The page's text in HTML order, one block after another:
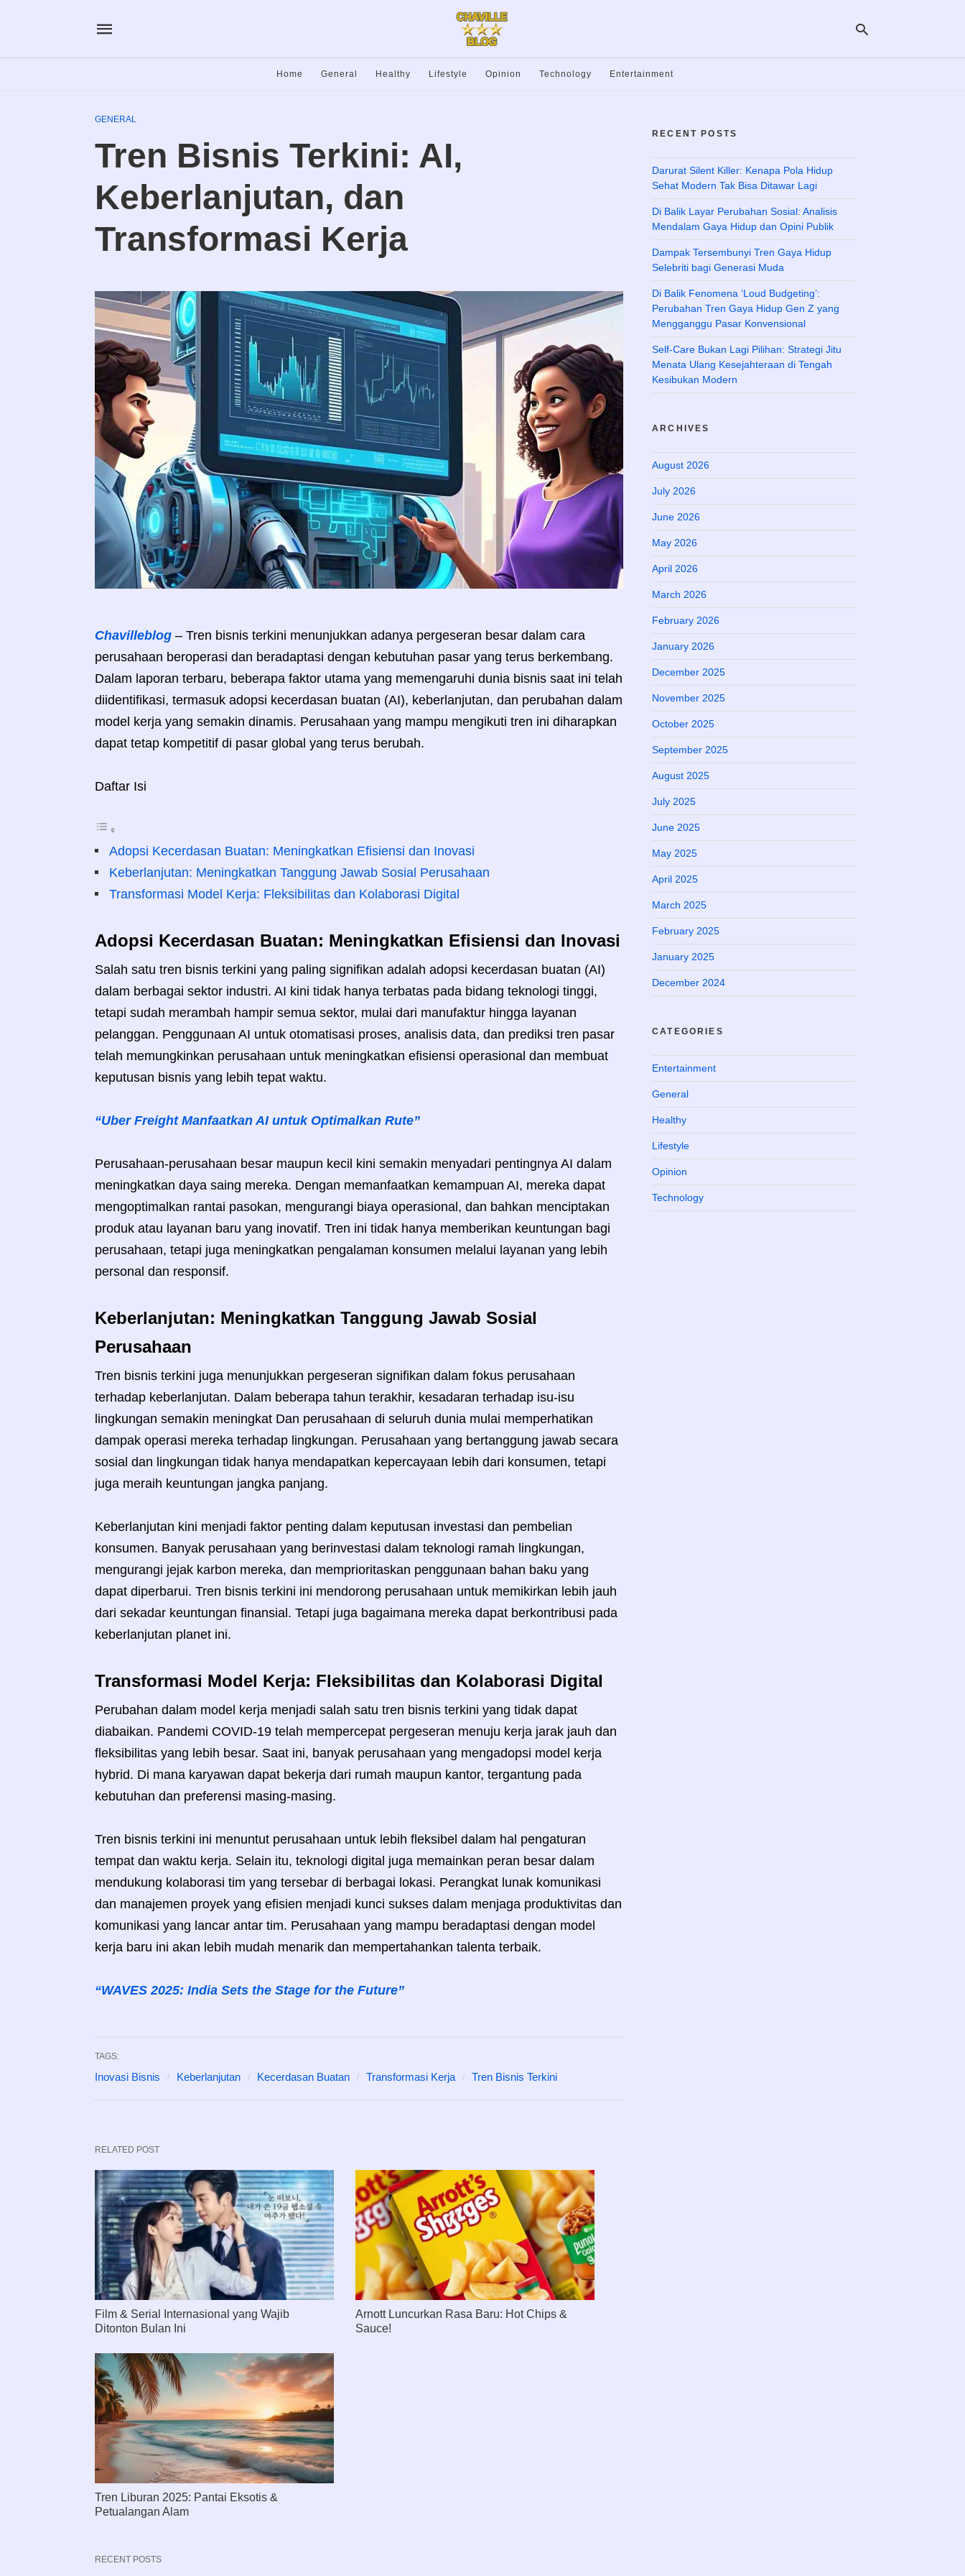
Home General Healthy Lifestyle Opinion Technology Entertainment
GENERAL
Tren Bisnis Terkini: AI,
Keberlanjutan, dan
Transformasi Kerja
Chavilleblog – Tren bisnis terkini menunjukkan adanya pergeseran besar dalam cara
perusahaan beroperasi dan beradaptasi dengan kebutuhan pasar yang terus berkembang.
Dalam laporan terbaru, beberapa faktor utama yang memengaruhi dunia bisnis saat ini telah
diidentifikasi, termasuk adopsi kecerdasan buatan (AI), keberlanjutan, dan perubahan dalam
model kerja yang semakin dinamis. Perusahaan yang mampu mengikuti tren ini diharapkan
dapat tetap kompetitif di pasar global yang terus berubah.
Daftar Isi
Adopsi Kecerdasan Buatan: Meningkatkan Efisiensi dan Inovasi
Keberlanjutan: Meningkatkan Tanggung Jawab Sosial Perusahaan
Transformasi Model Kerja: Fleksibilitas dan Kolaborasi Digital
Adopsi Kecerdasan Buatan: Meningkatkan Efisiensi dan Inovasi
Salah satu tren bisnis terkini yang paling signifikan adalah adopsi kecerdasan buatan (AI)
dalam berbagai sektor industri. AI kini tidak hanya terbatas pada bidang teknologi tinggi,
tetapi sudah merambah hampir semua sektor, mulai dari manufaktur hingga layanan
pelanggan. Penggunaan AI untuk otomatisasi proses, analisis data, dan prediksi tren pasar
telah memungkinkan perusahaan untuk meningkatkan efisiensi operasional dan membuat
keputusan bisnis yang lebih tepat waktu.
“Uber Freight Manfaatkan AI untuk Optimalkan Rute”
Perusahaan-perusahaan besar maupun kecil kini semakin menyadari pentingnya AI dalam
meningkatkan daya saing mereka. Dengan memanfaatkan kemampuan AI, mereka dapat
mengoptimalkan rantai pasokan, mengurangi biaya operasional, dan bahkan menciptakan
produk atau layanan baru yang inovatif. Tren ini tidak hanya memberikan keuntungan bagi
perusahaan, tetapi juga meningkatkan pengalaman konsumen melalui layanan yang lebih
personal dan responsif.
Keberlanjutan: Meningkatkan Tanggung Jawab Sosial
Perusahaan
Tren bisnis terkini juga menunjukkan pergeseran signifikan dalam fokus perusahaan
terhadap keberlanjutan. Dalam beberapa tahun terakhir, kesadaran terhadap isu-isu
lingkungan semakin meningkat Dan perusahaan di seluruh dunia mulai memperhatikan
dampak operasi mereka terhadap lingkungan. Perusahaan yang bertanggung jawab secara
sosial dan lingkungan tidak hanya mendapatkan kepercayaan lebih dari konsumen, tetapi
juga meraih keuntungan jangka panjang.
Keberlanjutan kini menjadi faktor penting dalam keputusan investasi dan pembelian
konsumen. Banyak perusahaan yang berinvestasi dalam teknologi ramah lingkungan,
mengurangi jejak karbon mereka, dan memprioritaskan penggunaan bahan baku yang
dapat diperbarui. Tren bisnis terkini ini mendorong perusahaan untuk memikirkan lebih jauh
dari sekadar keuntungan finansial. Tetapi juga bagaimana mereka dapat berkontribusi pada
keberlanjutan planet ini.
Transformasi Model Kerja: Fleksibilitas dan Kolaborasi Digital
Perubahan dalam model kerja menjadi salah satu tren bisnis terkini yang tidak dapat
diabaikan. Pandemi COVID-19 telah mempercepat pergeseran menuju kerja jarak jauh dan
fleksibilitas yang lebih besar. Saat ini, banyak perusahaan yang mengadopsi model kerja
hybrid. Di mana karyawan dapat bekerja dari rumah maupun kantor, tergantung pada
kebutuhan dan preferensi masing-masing.
Tren bisnis terkini ini menuntut perusahaan untuk lebih fleksibel dalam hal pengaturan
tempat dan waktu kerja. Selain itu, teknologi digital juga memainkan peran besar dalam
mendukung kolaborasi tim yang tersebar di berbagai lokasi. Perangkat lunak komunikasi
dan manajemen proyek yang efisien menjadi kunci sukses dalam menjaga produktivitas dan
komunikasi yang lancar antar tim. Perusahaan yang mampu beradaptasi dengan model
kerja baru ini akan lebih mudah menarik dan mempertahankan talenta terbaik.
“WAVES 2025: India Sets the Stage for the Future”
TAGS:
Inovasi Bisnis Keberlanjutan Kecerdasan Buatan Transformasi Kerja Tren Bisnis Terkini
RELATED POST
Film & Serial Internasional yang Wajib
Ditonton Bulan Ini
Arnott Luncurkan Rasa Baru: Hot Chips &
Sauce!
Tren Liburan 2025: Pantai Eksotis &
Petualangan Alam
RECENT POSTS
RECENT POSTS
Darurat Silent Killer: Kenapa Pola Hidup
Sehat Modern Tak Bisa Ditawar Lagi
Di Balik Layar Perubahan Sosial: Analisis
Mendalam Gaya Hidup dan Opini Publik
Dampak Tersembunyi Tren Gaya Hidup
Selebriti bagi Generasi Muda
Di Balik Fenomena ‘Loud Budgeting’:
Perubahan Tren Gaya Hidup Gen Z yang
Mengganggu Pasar Konvensional
Self-Care Bukan Lagi Pilihan: Strategi Jitu
Menata Ulang Kesejahteraan di Tengah
Kesibukan Modern
ARCHIVES
August 2026
July 2026
June 2026
May 2026
April 2026
March 2026
February 2026
January 2026
December 2025
November 2025
October 2025
September 2025
August 2025
July 2025
June 2025
May 2025
April 2025
March 2025
February 2025
January 2025
December 2024
CATEGORIES
Entertainment
General
Healthy
Lifestyle
Opinion
Technology